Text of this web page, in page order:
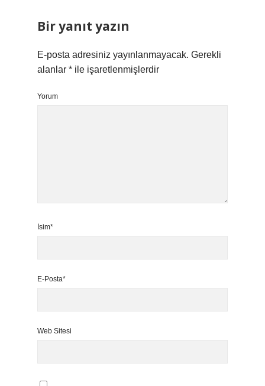
Bir yanıt yazın
E-posta adresiniz yayınlanmayacak. Gerekli
alanlar * ile işaretlenmişlerdir
Yorum
İsim*
E-Posta*
Web Sitesi